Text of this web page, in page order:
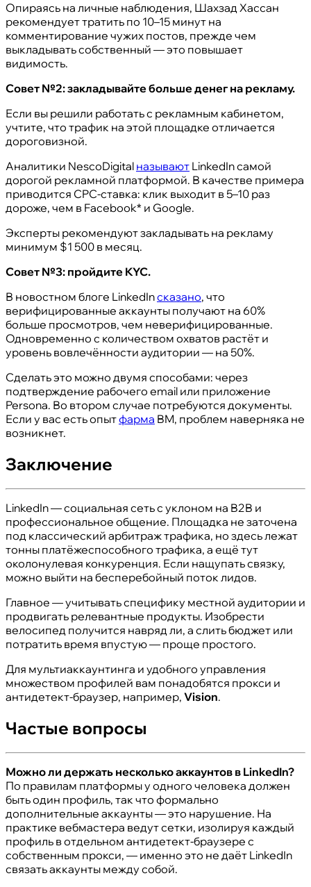
Опираясь на личные наблюдения, Шахзад Хассан
рекомендует тратить по 10–15 минут на
комментирование чужих постов, прежде чем
выкладывать собственный — это повышает
видимость.
Совет №2: закладывайте больше денег на рекламу.
Если вы решили работать с рекламным кабинетом,
учтите, что трафик на этой площадке отличается
дороговизной.
Аналитики NescoDigital называют LinkedIn самой
дорогой рекламной платформой. В качестве примера
приводится CPC-ставка: клик выходит в 5–10 раз
дороже, чем в Facebook* и Google.
Эксперты рекомендуют закладывать на рекламу
минимум $1 500 в месяц.
Совет №3: пройдите KYC.
В новостном блоге LinkedInсказано, что
верифицированные аккаунты получают на 60%
больше просмотров, чем неверифицированные.
Одновременно с количеством охватов растёт и
уровень вовлечённости аудитории — на 50%.
Сделать это можно двумя способами: через
подтверждение рабочего email или приложение
Persona. Во втором случае потребуются документы.
Если у вас есть опытфарма BM, проблем наверняка не
возникнет.
Заключение
LinkedIn — социальная сеть с уклоном на B2B и
профессиональное общение. Площадка не заточена
под классический арбитраж трафика, но здесь лежат
тонны платёжеспособного трафика, а ещё тут
околонулевая конкуренция. Если нащупать связку,
можно выйти на бесперебойный поток лидов.
Главное — учитывать специфику местной аудитории и
продвигать релевантные продукты. Изобрести
велосипед получится навряд ли, а слить бюджет или
потратить время впустую — проще простого.
Для мультиаккаунтинга и удобного управления
множеством профилей вам понадобятся прокси и
антидетект-браузер, например, Vision.
Частые вопросы
Можно ли держать несколько аккаунтов в LinkedIn?
По правилам платформы у одного человека должен
быть один профиль, так что формально
дополнительные аккаунты — это нарушение. На
практике вебмастера ведут сетки, изолируя каждый
профиль в отдельном антидетект-браузере с
собственным прокси, — именно это не даёт LinkedIn
связать аккаунты между собой.